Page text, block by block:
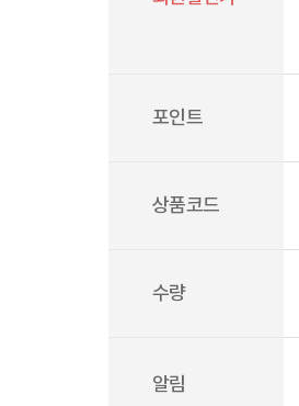
포인트
상품코드
수량
알림